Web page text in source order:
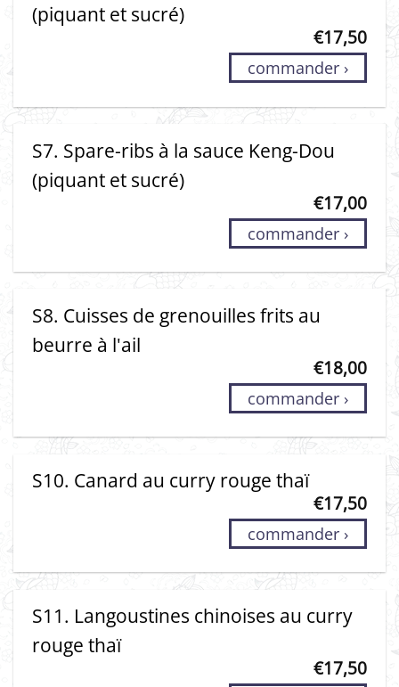
(piquant et sucré)
€17,50
commander ›
S7. Spare-ribs à la sauce Keng-Dou
(piquant et sucré)
€17,00
commander ›
S8. Cuisses de grenouilles frits au
beurre à l'ail
€18,00
commander ›
S10. Canard au curry rouge thaï
€17,50
commander ›
S11. Langoustines chinoises au curry
rouge thaï
€17,50